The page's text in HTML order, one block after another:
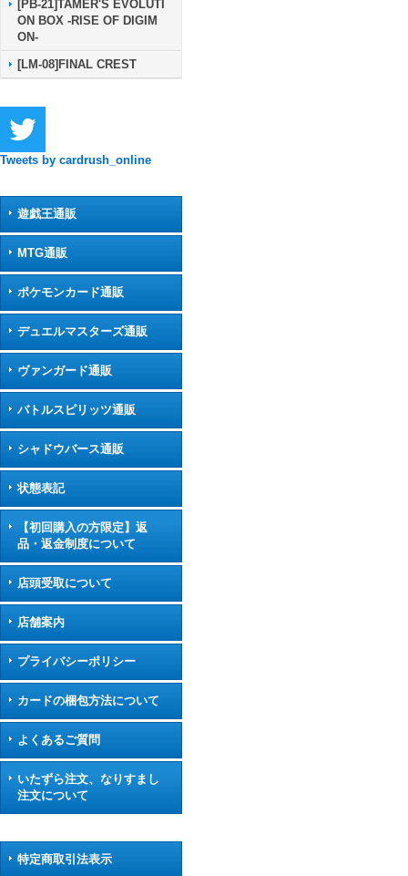
[PB-21]TAMER'S EVOLUTI
ON BOX -RISE OF DIGIM
ON-
[LM-08]FINAL CREST
Tweets by cardrush_online
遊戯王通販
MTG通販
ポケモンカード通販
デュエルマスターズ通販
ヴァンガード通販
バトルスピリッツ通販
シャドウバース通販
状態表記
【初回購入の方限定】返
品・返金制度について
店頭受取について
店舗案内
プライバシーポリシー
カードの梱包方法について
よくあるご質問
いたずら注文、なりすまし
注文について
特定商取引法表示